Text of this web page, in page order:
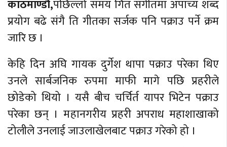
काठमाण्डौ,पछिल्लो समय गित संगीतमा अपाच्य शब्द
प्रयोग बढे संगै ति गीतका सर्जक पनि पक्राउ पर्ने क्रम
जारि छ ।
केहि दिन अघि गायक दुर्गेश थापा पक्राउ परेका थिए
उनले सार्बजनिक रुपमा माफी मागे पछि प्रहरीले
छोडेको थियो । यसै बीच चर्चिर्त यापर भिटेन पक्राउ
परेका छन् । महानगरीय प्रहरी अपराध महाशाखाको
टोलीले उनलाई जाउलाखेलबाट पक्राउ गरेको हो ।